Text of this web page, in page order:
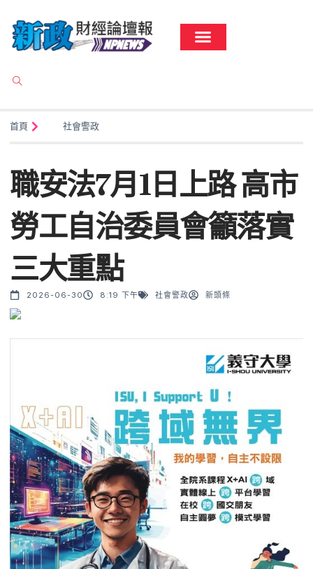
首頁 社會警政
職安法7月1日上路 高市
勞工自治委員會籲落實
三大重點
2026-06-30 8:19 下午 社會警政 新頭條